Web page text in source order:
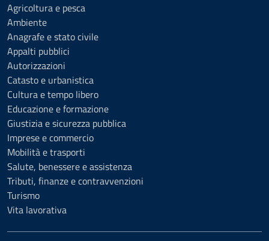
Agricoltura e pesca
Ambiente
Anagrafe e stato civile
Appalti pubblici
Autorizzazioni
Catasto e urbanistica
Cultura e tempo libero
Educazione e formazione
Giustizia e sicurezza pubblica
Imprese e commercio
Mobilità e trasporti
Salute, benessere e assistenza
Tributi, finanze e contravvenzioni
Turismo
Vita lavorativa